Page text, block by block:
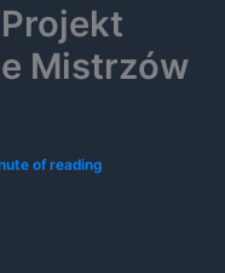
Mistrzów
of reading